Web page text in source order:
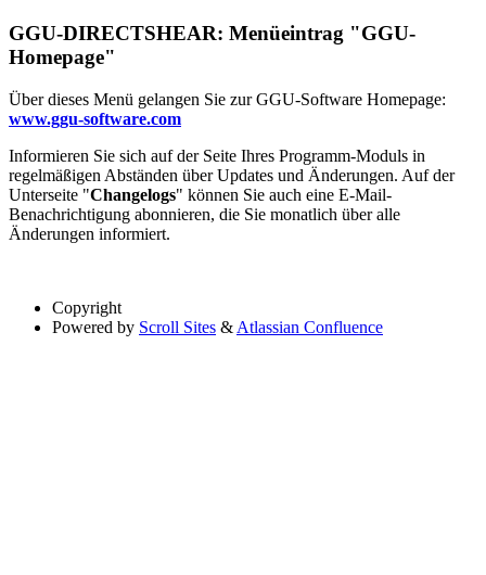
GGU-DIRECTSHEAR: Menüeintrag "GGU-
Homepage"
Über dieses Menü gelangen Sie zur GGU-Software Homepage:
www.ggu-software.com
Informieren Sie sich auf der Seite Ihres Programm-Moduls in
regelmäßigen Abständen über Updates und Änderungen. Auf der
Unterseite "Changelogs" können Sie auch eine E-Mail-
Benachrichtigung abonnieren, die Sie monatlich über alle
Änderungen informiert.
Copyright
Powered by Scroll Sites & Atlassian Confluence